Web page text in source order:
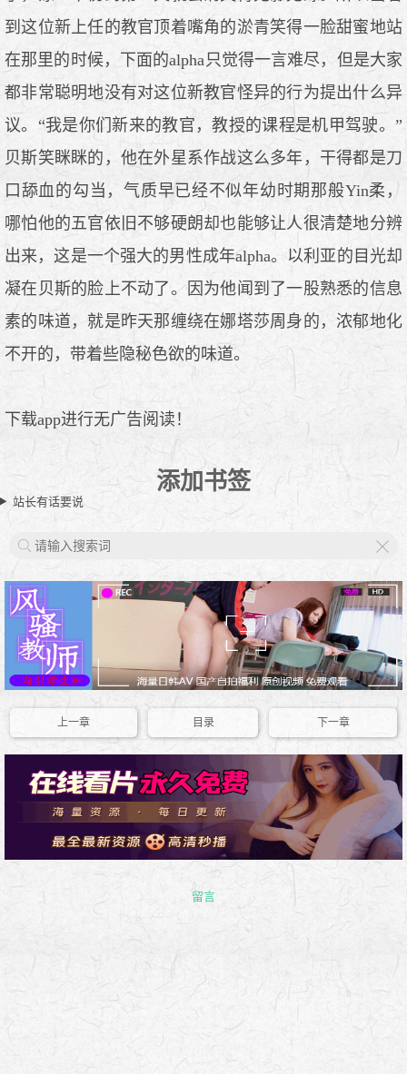
到这位新上任的教官顶着嘴角的淤青笑得一脸甜蜜地站
在那里的时候，下面的alpha只觉得一言难尽，但是大家
都非常聪明地没有对这位新教官怪异的行为提出什么异
议。“我是你们新来的教官，教授的课程是机甲驾驶。”
贝斯笑眯眯的，他在外星系作战这么多年，干得都是刀
口舔血的勾当，气质早已经不似年幼时期那般Yin柔，
哪怕他的五官依旧不够硬朗却也能够让人很清楚地分辨
出来，这是一个强大的男性成年alpha。以利亚的目光却
凝在贝斯的脸上不动了。因为他闻到了一股熟悉的信息
素的味道，就是昨天那缠绕在娜塔莎周身的，浓郁地化
不开的，带着些隐秘色欲的味道。
下载app进行无广告阅读！
添加书签
站长有话要说
上一章 目录 下一章
留言